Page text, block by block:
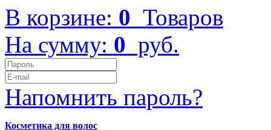
В корзине: 0 Товаров
На сумму: 0 руб.
Напомнить пароль?
Косметика для волос